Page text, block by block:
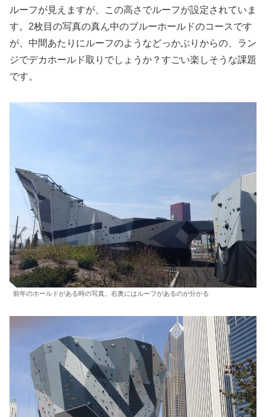
ルーフが見えますが、この高さでルーフが設定されていま
す。2枚目の写真の真ん中のブルーホールドのコースです
が、中間あたりにルーフのようなどっかぶりからの、ラン
ジでデカホールド取りでしょうか？すごい楽しそうな課題
です。
前年のホールドがある時の写真。右奥にはルーフがあるのが分かる